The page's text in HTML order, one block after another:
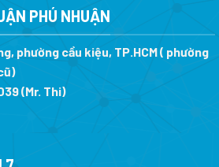
₫.
PHÚ NHUẬN
phường cầu kiệu, TP.HCM ( phường
(Mr. Thi)